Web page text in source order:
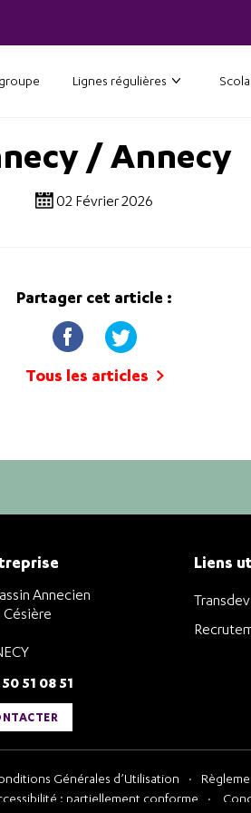
Lignes régulières
/ Annecy
02 Février 2026
Partager cet article :
Tous les articles
Annecien
Césière
51 08 51
Liens
Générales d’Utilisation
: partiellement conforme